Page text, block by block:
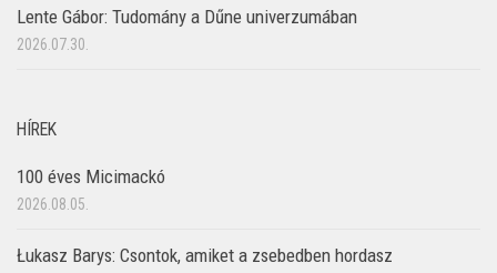
Lente Gábor: Tudomány a Dűne univerzumában
2026.07.30.
HÍREK
100 éves Micimackó
2026.08.05.
Łukasz Barys: Csontok, amiket a zsebedben hordasz